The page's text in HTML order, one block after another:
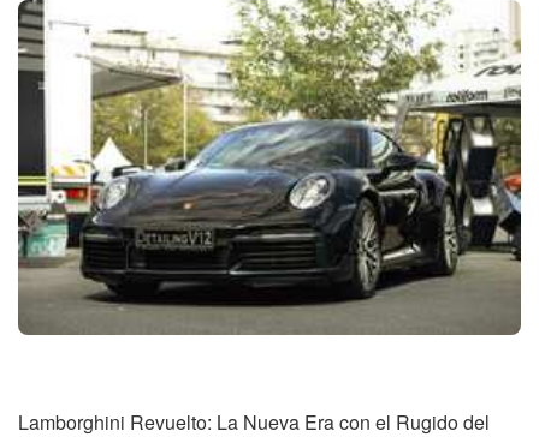
Lamborghini Revuelto: La Nueva Era con el Rugido del